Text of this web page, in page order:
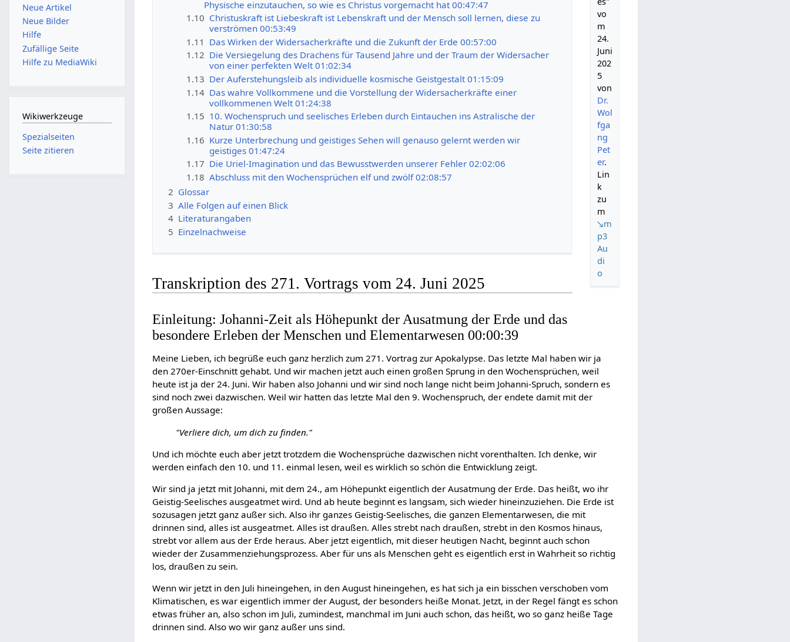
vo
m
24.
Juni
202
5
von
Dr.
Wol
fga
ng
Pet
er.
Lin
k
zu
m
↘m
p3
Au
di
o
Physische einzutauchen, so wie es Christus vorgemacht hat 00:47:47
1.10 Christuskraft ist Liebeskraft ist Lebenskraft und der Mensch soll lernen, diese zu
verströmen 00:53:49
1.11 Das Wirken der Widersacherkräfte und die Zukunft der Erde 00:57:00
1.12 Die Versiegelung des Drachens für Tausend Jahre und der Traum der Widersacher
von einer perfekten Welt 01:02:34
1.13 Der Auferstehungsleib als individuelle kosmische Geistgestalt 01:15:09
1.14 Das wahre Vollkommene und die Vorstellung der Widersacherkräfte einer
vollkommenen Welt 01:24:38
1.15 10. Wochenspruch und seelisches Erleben durch Eintauchen ins Astralische der
Natur 01:30:58
1.16 Kurze Unterbrechung und geistiges Sehen will genauso gelernt werden wir
geistiges 01:47:24
1.17 Die Uriel-Imagination und das Bewusstwerden unserer Fehler 02:02:06
1.18 Abschluss mit den Wochensprüchen elf und zwölf 02:08:57
2 Glossar
3 Alle Folgen auf einen Blick
4 Literaturangaben
5 Einzelnachweise
Transkription des 271. Vortrags vom 24. Juni 2025
Einleitung: Johanni-Zeit als Höhepunkt der Ausatmung der Erde und das
besondere Erleben der Menschen und Elementarwesen 00:00:39
Meine Lieben, ich begrüße euch ganz herzlich zum 271. Vortrag zur Apokalypse. Das letzte Mal haben wir ja
den 270er-Einschnitt gehabt. Und wir machen jetzt auch einen großen Sprung in den Wochensprüchen, weil
heute ist ja der 24. Juni. Wir haben also Johanni und wir sind noch lange nicht beim Johanni-Spruch, sondern es
sind noch zwei dazwischen. Weil wir hatten das letzte Mal den 9. Wochenspruch, der endete damit mit der
großen Aussage:
"Verliere dich, um dich zu finden."
Und ich möchte euch aber jetzt trotzdem die Wochensprüche dazwischen nicht vorenthalten. Ich denke, wir
werden einfach den 10. und 11. einmal lesen, weil es wirklich so schön die Entwicklung zeigt.
Wir sind ja jetzt mit Johanni, mit dem 24., am Höhepunkt eigentlich der Ausatmung der Erde. Das heißt, wo ihr
Geistig-Seelisches ausgeatmet wird. Und ab heute beginnt es langsam, sich wieder hineinzuziehen. Die Erde ist
sozusagen jetzt ganz außer sich. Also ihr ganzes Geistig-Seelisches, die ganzen Elementarwesen, die mit
drinnen sind, alles ist ausgeatmet. Alles ist draußen. Alles strebt nach draußen, strebt in den Kosmos hinaus,
strebt vor allem aus der Erde heraus. Aber jetzt eigentlich, mit dieser heutigen Nacht, beginnt auch schon
wieder der Zusammenziehungsprozess. Aber für uns als Menschen geht es eigentlich erst in Wahrheit so richtig
los, draußen zu sein.
Wenn wir jetzt in den Juli hineingehen, in den August hineingehen, es hat sich ja ein bisschen verschoben vom
Klimatischen, es war eigentlich immer der August, der besonders heiße Monat. Jetzt, in der Regel fängt es schon
etwas früher an, also schon im Juli, zumindest, manchmal im Juni auch schon, das heißt, wo so ganz heiße Tage
drinnen sind. Also wo wir ganz außer uns sind.
Neue Artikel
Neue Bilder
Hilfe
Zufällige Seite
Hilfe zu MediaWiki
Wikiwerkzeuge
Spezialseiten
Seite zitieren